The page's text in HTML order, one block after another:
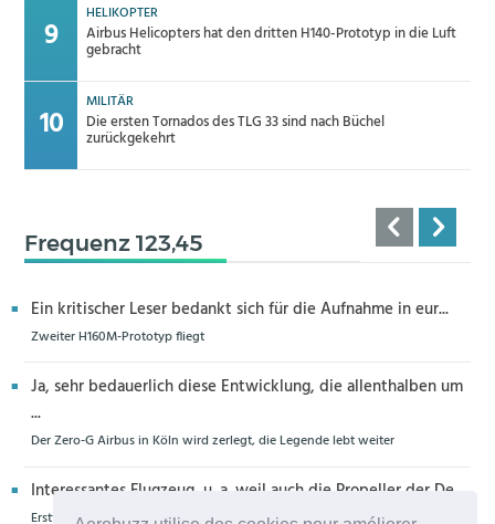
HELIKOPTER
Airbus Helicopters hat den dritten H140-Prototyp in die Luft
gebracht
MILITÄR
Die ersten Tornados des TLG 33 sind nach Büchel
zurückgekehrt
Frequenz 123,45
Ein kritischer Leser bedankt sich für die Aufnahme in eur...
Zweiter H160M-Prototyp fliegt
Ja, sehr bedauerlich diese Entwicklung, die allenthalben um
...
Der Zero-G Airbus in Köln wird zerlegt, die Legende lebt weiter
Interessantes Flugzeug, u. a. weil auch die Propeller der De...
Erstflug der Piper Seminole DX mit DeltaHawk-Motoren